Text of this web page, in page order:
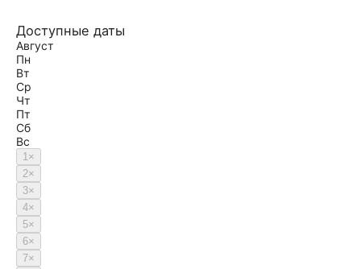
Доступные даты
Август
Пн
Вт
Ср
Чт
Пт
Сб
Вс
1×
2×
3×
4×
5×
6×
7×